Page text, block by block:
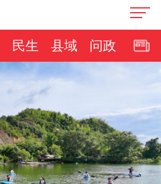
民生 县域 问政